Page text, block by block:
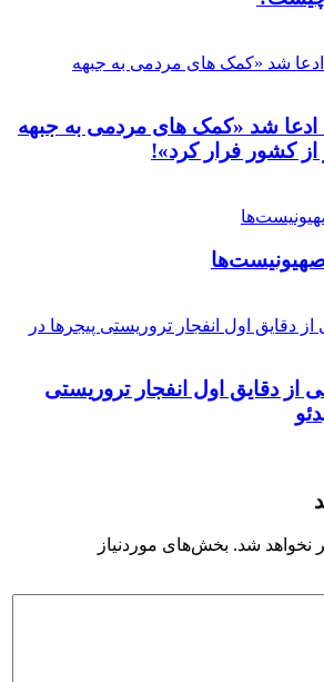
ادعا شد «کمک های مردمی به جبهه
کشور فرار کرد»!
صهیونیست‌ها
از دقایق اول انفجار تروریستی
نخواهد شد. بخش‌های موردنیاز